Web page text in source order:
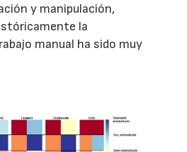
y manipulación,
la
manual ha sido muy